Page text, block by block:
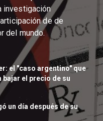
investigación
de de
del mundo.
el "caso argentino" que
el precio de su
un día después de su